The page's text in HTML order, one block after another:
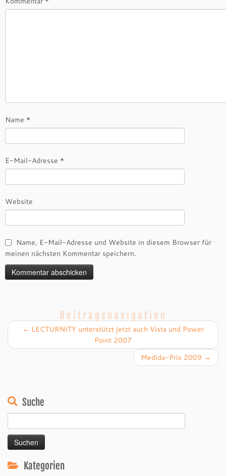
Name *
E-Mail-Adresse *
Website
Name, E-Mail-Adresse und Website in diesem Browser für
meinen nächsten Kommentar speichern.
Beitragsnavigation
← LECTURNITY unterstützt jetzt auch Vista und Power
Point 2007
Medida-Prix 2009 →
Suche
nach:
Kategorien